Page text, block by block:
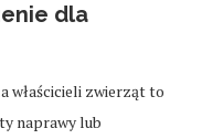
dla
właścicieli zwierząt to
naprawy lub